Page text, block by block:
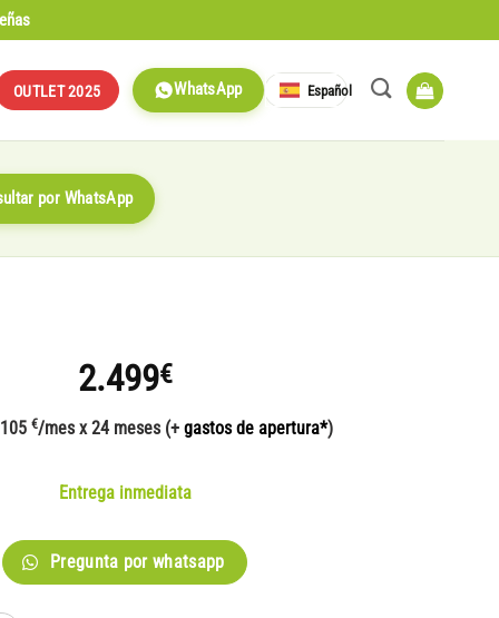
OUTLET 2025 WhatsApp Español
por WhatsApp
2.499€
€/mes x 24 meses (+ gastos de apertura*)
Entrega inmediata
Pregunta por whatsapp